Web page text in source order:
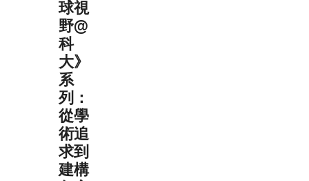
球視
野@
科
大》
系
列：
從學
術追
求到
建構